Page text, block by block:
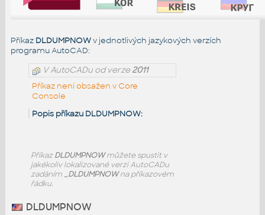
Příkaz DLDUMPNOWv jednotlivých jazykových verzích
programu AutoCAD:
V AutoCADu od verze2011
Příkaz není obsažen v Core
Console
Popis příkazu DLDUMPNOW:
PříkazDLDUMPNOWmůžete spustit v
jakékoliv lokalizované verzi AutoCADu
zadáním _DLDUMPNOWna příkazovém
řádku.
DLDUMPNOW